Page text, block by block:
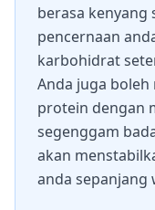
berasa kenyang
pencernaan
karbohidrat
Anda juga
protein dengan
segenggam
akan
anda sepanjang